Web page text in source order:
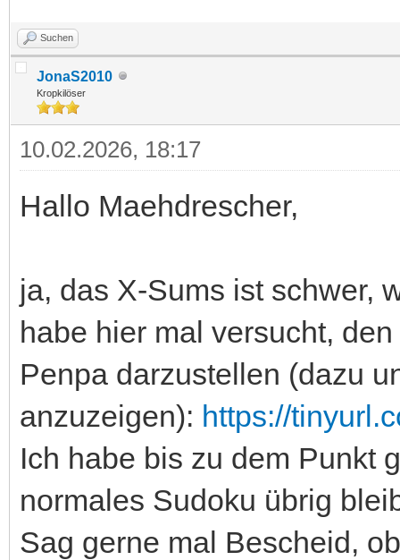
Suchen
JonaS2010
Kropkilöser
10.02.2026, 18:17
Hallo Maehdrescher,
ja, das X-Sums ist schwer,
habe hier mal versucht,
Penpa darzustellen (dazu
anzuzeigen): https://
Ich habe bis zu dem Punkt
normales Sudoku übrig
Sag gerne mal Bescheid,